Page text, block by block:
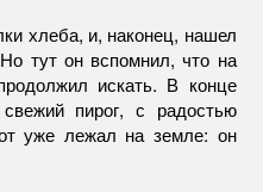
хлеба, и, наконец, нашел
тут он вспомнил, что на
искать. В конце
пирог, с радостью
уже лежал на земле: он